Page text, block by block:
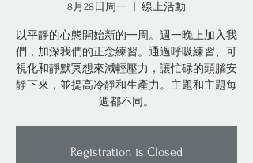
8月28日周一 線上活動
以平靜的心態開始新的一周。週一晚上加入我
們，加深我們的正念練習。通過呼吸練習、可
視化和靜默冥想來減輕壓力，讓忙碌的頭腦安
靜下來，並提高冷靜和生產力。主題和主題每
週都不同。
Registration is Closed